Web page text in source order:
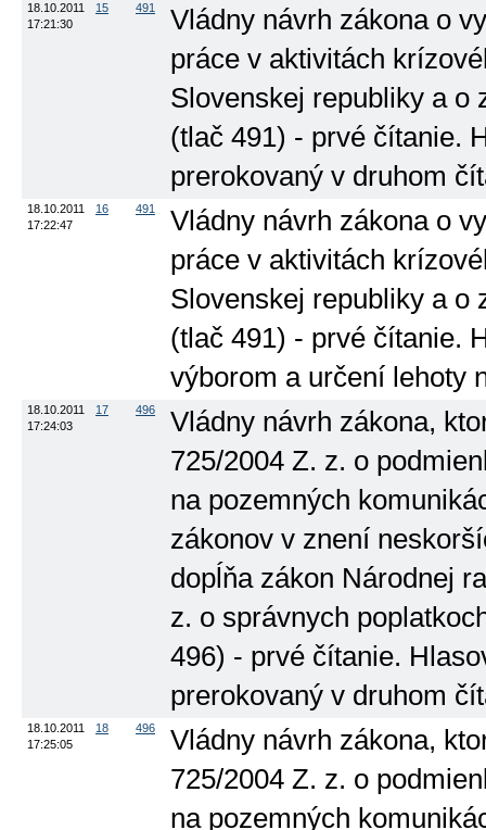
18.10.2011
17:21:30
15 491
Vládny návrh zákona o
práce v aktivitách
Slovenskej republiky a o
(tlač 491) - prvé čítanie.
prerokovaný v druhom
18.10.2011
17:22:47
16 491
Vládny návrh zákona o
práce v aktivitách
Slovenskej republiky a o
(tlač 491) - prvé čítanie.
výborom a určení lehoty
18.10.2011
17:24:03
17 496
Vládny návrh zákona,
725/2004 Z. z. o
na pozemných
zákonov v znení
dopĺňa zákon Národnej
z. o správnych
496) - prvé čítanie.
prerokovaný v druhom
18.10.2011
17:25:05
18 496
Vládny návrh zákona,
725/2004 Z. z. o
na pozemných